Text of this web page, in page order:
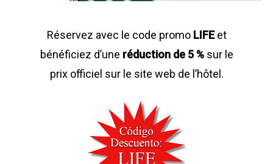
Réservez avec le code promo LIFEet
bénéficiez d’une réduction de 5 %sur le
prix officiel sur le site web de l’hôtel.